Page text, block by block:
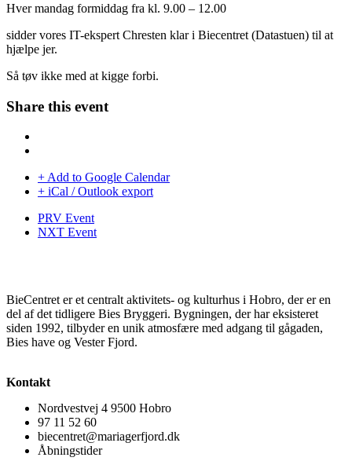
Hver mandag formiddag fra kl. 9.00 – 12.00
sidder vores IT-ekspert Chresten klar i Biecentret (Datastuen) til at
hjælpe jer.
Så tøv ikke med at kigge forbi.
Share this event
+ Add to Google Calendar
+ iCal / Outlook export
PRV Event
NXT Event
BieCentret er et centralt aktivitets- og kulturhus i Hobro, der er en
del af det tidligere Bies Bryggeri. Bygningen, der har eksisteret
siden 1992, tilbyder en unik atmosfære med adgang til gågaden,
Bies have og Vester Fjord.
Kontakt
Nordvestvej 4 9500 Hobro
97 11 52 60
biecentret@mariagerfjord.dk
Åbningstider